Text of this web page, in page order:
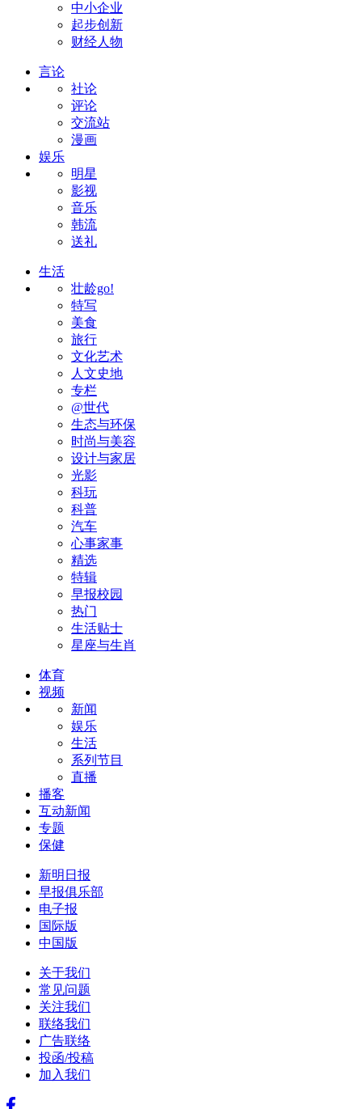
中小企业
起步创新
财经人物
言论
社论
评论
交流站
漫画
娱乐
明星
影视
音乐
韩流
送礼
生活
壮龄go!
特写
美食
旅行
文化艺术
人文史地
专栏
@世代
生态与环保
时尚与美容
设计与家居
光影
科玩
科普
汽车
心事家事
精选
特辑
早报校园
热门
生活贴士
星座与生肖
体育
视频
新闻
娱乐
生活
系列节目
直播
播客
互动新闻
专题
保健
新明日报
早报俱乐部
电子报
国际版
中国版
关于我们
常见问题
关注我们
联络我们
广告联络
投函/投稿
加入我们